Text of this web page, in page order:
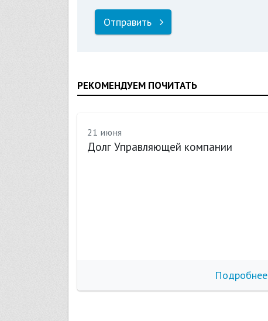
Отправить
РЕКОМЕНДУЕМ ПОЧИТАТЬ
21 июня
Долг Управляющей компании
Подробнее